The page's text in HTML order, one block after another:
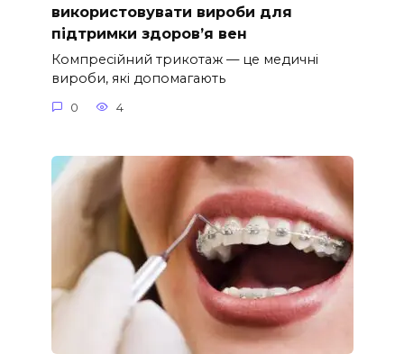
використовувати вироби для
підтримки здоров’я вен
Компресійний трикотаж — це медичні
вироби, які допомагають
0 4